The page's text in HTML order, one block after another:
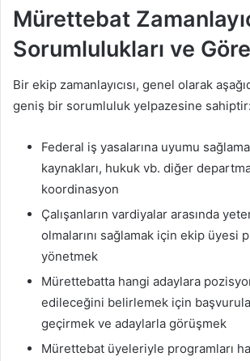
Mürettebat
Sorumlulukları ve
Bir ekip zamanlayıcısı, genel olarak
geniş bir sorumluluk yelpazesine sahiptir:
Federal iş yasalarına uyumu
kaynakları, hukuk vb. diğer
koordinasyon
Çalışanların vardiyalar arasında
olmalarını sağlamak için ekip üyesi
yönetmek
Mürettebatta hangi adaylara
edileceğini belirlemek için
geçirmek ve adaylarla görüşmek
Mürettebat üyeleriyle programları